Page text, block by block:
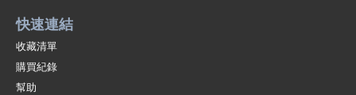
快速連結
收藏清單
購買紀錄
幫助